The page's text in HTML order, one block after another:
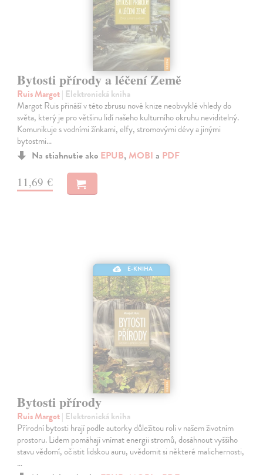
Bytosti přírody a léčení Země
Ruis Margot| Elektronická kniha
Margot Ruis přináší v této zbrusu nové knize neobvyklé vhledy do
světa, který je pro většinu lidí našeho kulturního okruhu neviditelný.
Komunikuje s vodními žínkami, elfy, stromovými dévy a jinými
bytostmi…
Na stiahnutie ako EPUB, MOBI a PDF
11,69 €
E-KNIHA
Bytosti přírody
Ruis Margot| Elektronická kniha
Přírodní bytosti hrají podle autorky důležitou roli v našem životním
prostoru. Lidem pomáhají vnímat energii stromů, dosáhnout vyššího
stavu vědomí, očistit lidskou auru, uvědomit si některé malichernosti,
…